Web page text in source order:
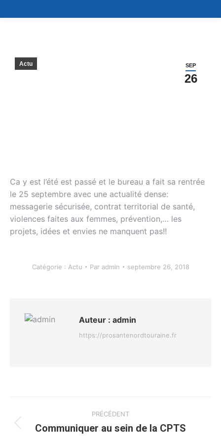
SEP
26
Actu
Ca y est l’été est passé et le bureau a fait sa rentrée
le 25 septembre avec une actualité dense:
messagerie sécurisée, contrat territorial de santé,
violences faites aux femmes, prévention,… les
projets, idées et envies ne manquent pas!!
Catégorie : Actu Par admin septembre 26, 2018
Auteur : admin
https://prosantenordtouraine.fr
Navigation
article
PRÉCÉDENT
Article
Communiquer au sein de la CPTS